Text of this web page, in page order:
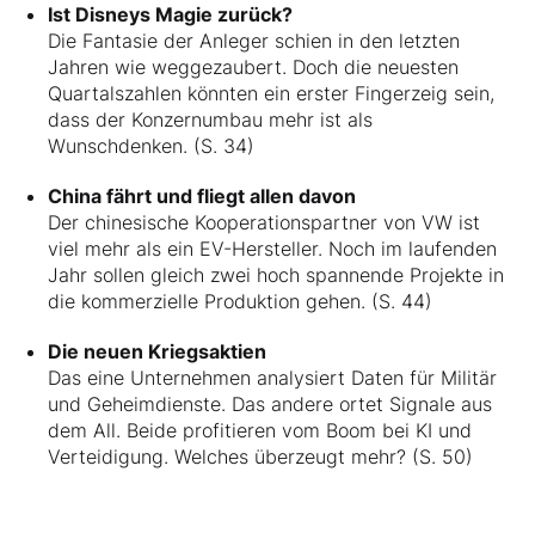
Ist Disneys Magie zurück?
Die Fantasie der Anleger schien in den letzten
Jahren wie weggezaubert. Doch die neuesten
Quartalszahlen könnten ein erster Fingerzeig sein,
dass der Konzernumbau mehr ist als
Wunschdenken. (S. 34)
China fährt und fliegt allen davon
Der chinesische Kooperationspartner von VW ist
viel mehr als ein EV-Hersteller. Noch im laufenden
Jahr sollen gleich zwei hoch spannende Projekte in
die kommerzielle Produktion gehen. (S. 44)
Die neuen Kriegsaktien
Das eine Unternehmen analysiert Daten für Militär
und Geheimdienste. Das andere ortet Signale aus
dem All. Beide profitieren vom Boom bei KI und
Verteidigung. Welches überzeugt mehr? (S. 50)